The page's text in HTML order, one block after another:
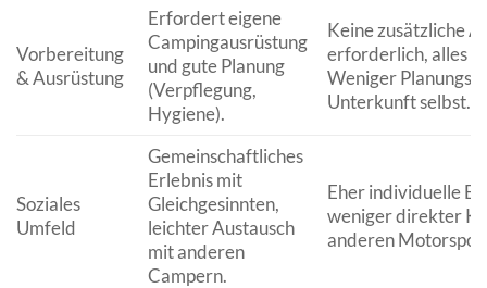
Vorbereitung
& Ausrüstung
Erfordert eigene
Campingausrüstung
und gute Planung
(Verpflegung,
Hygiene).
Keine zusätzliche
erforderlich, alles
Weniger
Unterkunft selbst.
Soziales
Umfeld
Gemeinschaftliches
Erlebnis mit
Gleichgesinnten,
leichter Austausch
mit anderen
Campern.
Eher individuelle
weniger direkter
anderen